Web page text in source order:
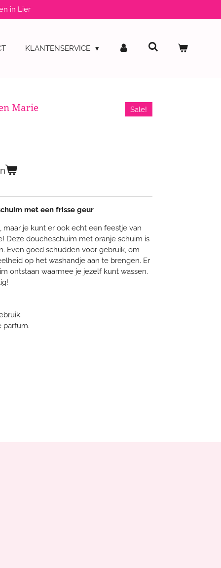
in Lier
KLANTENSERVICE
Marie Sale!
met een frisse geur
maar je kunt er ook echt een feestje van
Deze doucheschuim met oranje schuim is
Even goed schudden voor gebruik, om
op het washandje aan te brengen. Er
ontstaan waarmee je jezelf kunt wassen.
parfum.